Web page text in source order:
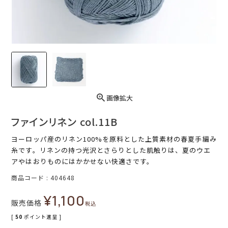
画像拡大
ファインリネン col.11B
ヨーロッパ産のリネン100%を原料とした上質素材の春夏手編み
糸です。リネンの持つ光沢とさらりとした肌触りは、夏のウエ
アやはおりものにはかかせない快適さです。
商品コード 404648
販売価格 ¥1,100税込
[ 50 ポイント進呈 ]